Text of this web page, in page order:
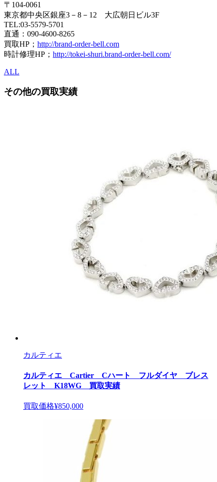
〒104-0061
東京都中央区銀座3－8－12 大広朝日ビル3F
TEL:03-5579-5701
直通：090-4600-8265
買取HP； http://brand-order-bell.com
時計修理HP； http://tokei-shuri.brand-order-bell.com/
ALL
その他の買取実績
カルティエ
カルティエ Cartier Cハート フルダイヤ ブレス
レット K18WG 買取実績
買取価格¥850,000